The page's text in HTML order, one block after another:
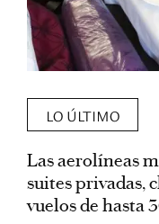
LO ÚLTIMO
Las aerolíneas
suites privadas,
vuelos de hasta